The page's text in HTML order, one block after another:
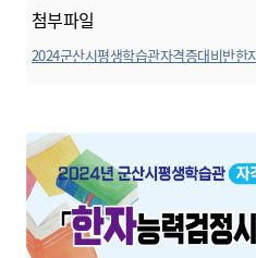
첨부파일
2024군산시평생학습관자격증대비반한